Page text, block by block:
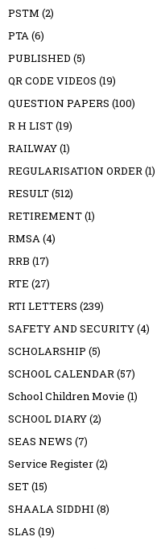
PSTM (2)
PTA(6)
PUBLISHED (5)
QR CODE VIDEOS (19)
QUESTION PAPERS (100)
R H LIST(19)
RAILWAY(1)
REGULARISATION ORDER(1)
RESULT(512)
RETIREMENT(1)
RMSA(4)
RRB (17)
RTE (27)
RTI LETTERS (239)
SAFETY AND SECURITY(4)
SCHOLARSHIP (5)
SCHOOL CALENDAR(57)
School Children Movie (1)
SCHOOL DIARY(2)
SEAS NEWS (7)
Service Register(2)
SET(15)
SHAALA SIDDHI (8)
SLAS (19)